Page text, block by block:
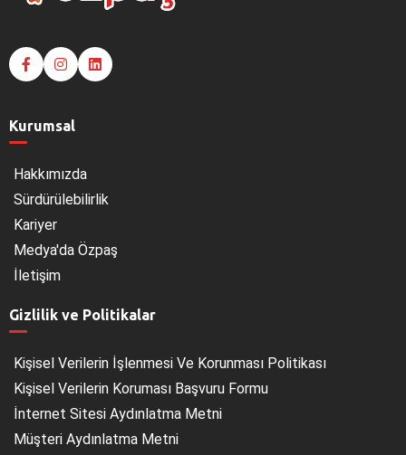
Kurumsal
Hakkımızda
Sürdürülebilirlik
Kariyer
Medya'da Özpaş
İletişim
Gizlilik ve Politikalar
Kişisel Verilerin İşlenmesi Ve Korunması Politikası
Kişisel Verilerin Koruması Başvuru Formu
İnternet Sitesi Aydınlatma Metni
Müşteri Aydınlatma Metni